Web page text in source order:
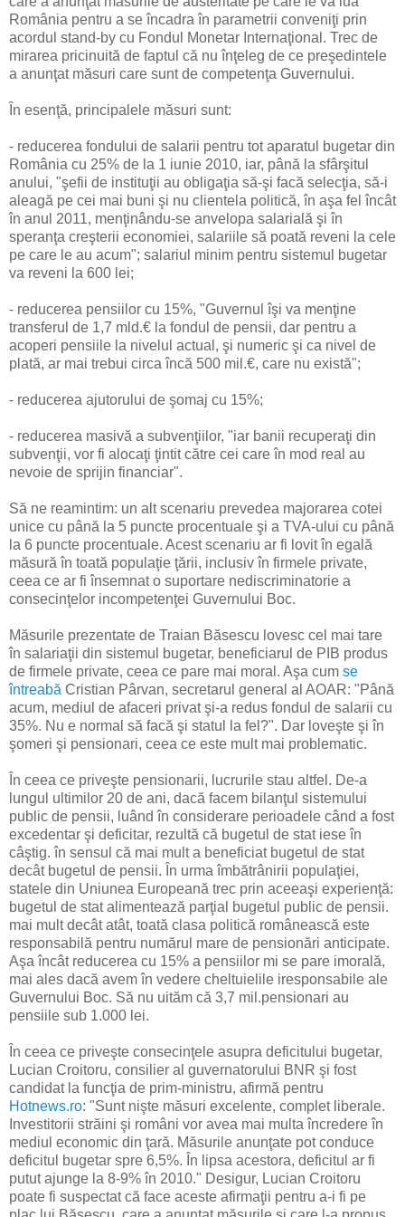
România pentru a se încadra în parametrii conveniţi prin
acordul stand-by cu Fondul Monetar Internaţional. Trec de
mirarea pricinuită de faptul că nu înţeleg de ce preşedintele
a anunţat măsuri care sunt de competenţa Guvernului.
În esenţă, principalele măsuri sunt:
- reducerea fondului de salarii pentru tot aparatul bugetar din
România cu 25% de la 1 iunie 2010, iar, până la sfârşitul
anului, "şefii de instituţii au obligaţia să-şi facă selecţia, să-i
aleagă pe cei mai buni şi nu clientela politică, în aşa fel încât
în anul 2011, menţinându-se anvelopa salarială şi în
speranţa creşterii economiei, salariile să poată reveni la cele
pe care le au acum"; salariul minim pentru sistemul bugetar
va reveni la 600 lei;
- reducerea pensiilor cu 15%, "Guvernul îşi va menţine
transferul de 1,7 mld.€ la fondul de pensii, dar pentru a
acoperi pensiile la nivelul actual, şi numeric şi ca nivel de
plată, ar mai trebui circa încă 500 mil.€, care nu există";
- reducerea ajutorului de şomaj cu 15%;
- reducerea masivă a subvenţiilor, "iar banii recuperaţi din
subvenţii, vor fi alocaţi ţintit către cei care în mod real au
nevoie de sprijin financiar".
Să ne reamintim: un alt scenariu prevedea majorarea cotei
unice cu până la 5 puncte procentuale şi a TVA-ului cu până
la 6 puncte procentuale. Acest scenariu ar fi lovit în egală
măsură în toată populaţie ţării, inclusiv în firmele private,
ceea ce ar fi însemnat o suportare nediscriminatorie a
consecinţelor incompetenţei Guvernului Boc.
Măsurile prezentate de Traian Băsescu lovesc cel mai tare
în salariaţii din sistemul bugetar, beneficiarul de PIB produs
de firmele private, ceea ce pare mai moral. Aşa cum se
întreabă Cristian Pârvan, secretarul general al AOAR: "Până
acum, mediul de afaceri privat şi-a redus fondul de salarii cu
35%. Nu e normal să facă şi statul la fel?". Dar loveşte şi în
şomeri şi pensionari, ceea ce este mult mai problematic.
În ceea ce priveşte pensionarii, lucrurile stau altfel. De-a
lungul ultimilor 20 de ani, dacă facem bilanţul sistemului
public de pensii, luând în considerare perioadele când a fost
excedentar şi deficitar, rezultă că bugetul de stat iese în
câştig. în sensul că mai mult a beneficiat bugetul de stat
decât bugetul de pensii. În urma îmbătrânirii populaţiei,
statele din Uniunea Europeană trec prin aceeaşi experienţă:
bugetul de stat alimentează parţial bugetul public de pensii.
mai mult decât atât, toată clasa politică românească este
responsabilă pentru numărul mare de pensionări anticipate.
Aşa încât reducerea cu 15% a pensiilor mi se pare imorală,
mai ales dacă avem în vedere cheltuielile iresponsabile ale
Guvernului Boc. Să nu uităm că 3,7 mil.pensionari au
pensiile sub 1.000 lei.
În ceea ce priveşte consecinţele asupra deficitului bugetar,
Lucian Croitoru, consilier al guvernatorului BNR şi fost
candidat la funcţia de prim-ministru, afirmă pentru
Hotnews.ro: "Sunt nişte măsuri excelente, complet liberale.
Investitorii străini şi români vor avea mai multa încredere în
mediul economic din ţară. Măsurile anunţate pot conduce
deficitul bugetar spre 6,5%. În lipsa acestora, deficitul ar fi
putut ajunge la 8-9% în 2010." Desigur, Lucian Croitoru
poate fi suspectat că face aceste afirmaţii pentru a-i fi pe